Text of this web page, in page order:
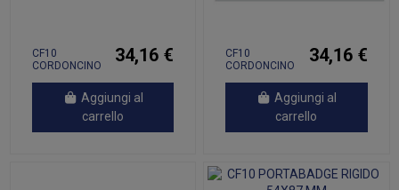
CF10
CORDONCINO
FLOREALE
34,16 €
Aggiungi al
carrello
CF10
CORDONCINO
TROPICALE
34,16 €
Aggiungi al
carrello